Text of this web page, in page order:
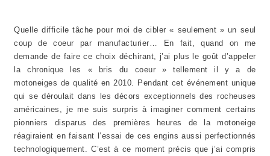
Quelle difficile tâche pour moi de cibler « seulement » un seul
coup de coeur par manufacturier… En fait, quand on me
demande de faire ce choix déchirant, j’ai plus le goût d’appeler
la chronique les « bris du coeur » tellement il y a de
motoneiges de qualité en 2010. Pendant cet événement unique
qui se déroulait dans les décors exceptionnels des rocheuses
américaines, je me suis surpris à imaginer comment certains
pionniers disparus des premières heures de la motoneige
réagiraient en faisant l’essai de ces engins aussi perfectionnés
technologiquement. C’est à ce moment précis que j’ai compris